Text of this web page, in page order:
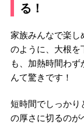
る！
家族みんなで楽し
のように、大根を
も、加熱時間わ
んて驚きです！
短時間でしっかり
の厚さに切るのが